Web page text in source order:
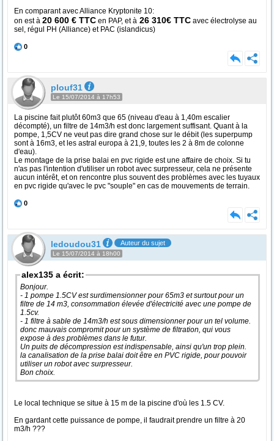
En comparant avec Alliance Kryptonite 10:
on est à 20 600 € TTC en PAP, et à 26 310€ TTC avec électrolyse au
sel, régul PH (Alliance) et PAC (islandicus)
0
plouf31
Le 15/07/2014 à 17h53
La piscine fait plutôt 60m3 que 65 (niveau d'eau à 1,40m escalier
décompté), un filtre de 14m3/h est donc largement suffisant. Quant à la
pompe, 1,5CV ne veut pas dire grand chose sur le débit (les superpump
sont à 16m3, et les astral europa à 21,9, toutes les 2 à 8m de colonne
d'eau).
Le montage de la prise balai en pvc rigide est une affaire de choix. Si tu
n'as pas l'intention d'utiliser un robot avec surpresseur, cela ne présente
aucun intérêt, et on rencontre plus souvent des problèmes avec les tuyaux
en pvc rigide qu'avec le pvc "souple" en cas de mouvements de terrain.
0
ledoudou31 Auteur du sujet
Le 15/07/2014 à 18h00
alex135 a écrit:
Bonjour.
- 1 pompe 1.5CV est surdimensionner pour 65m3 et surtout pour un
filtre de 14 m3, consommation élevée d'électricité avec une pompe de
1.5cv.
- 1 filtre à sable de 14m3/h est sous dimensionner pour un tel volume.
donc mauvais compromit pour un système de filtration, qui vous
expose à des problèmes dans le futur.
Un puits de décompression est indispensable, ainsi qu'un trop plein.
la canalisation de la prise balai doit être en PVC rigide, pour pouvoir
utiliser un robot avec surpresseur.
Bon choix.
Le local technique se situe à 15 m de la piscine d'où les 1.5 CV.
En gardant cette puissance de pompe, il faudrait prendre un filtre à 20
m3/h ???